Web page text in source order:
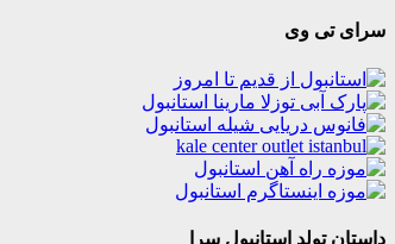
سرای تی وی
داستان تولد استانبول سرا